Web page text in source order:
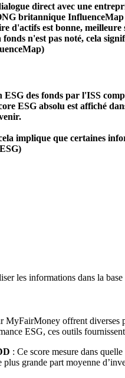
direct avec une
britannique
d'actifs est bonne, meilleure
n'est pas noté, cela
ESG des fonds par l'ISS
ESG absolu est affiché
implique que certaines
les informations dans la base
MyFairMoney offrent diverses
ESG, ces outils
: Ce score mesure dans
grande part moyenne